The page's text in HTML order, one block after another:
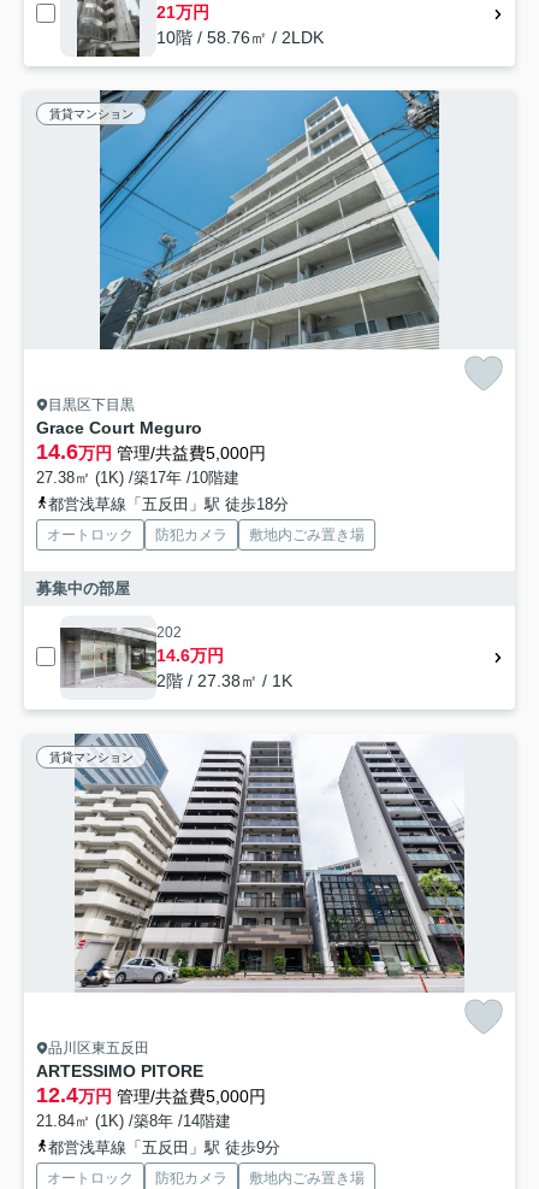
21万円
10階 / 58.76㎡ / 2LDK
賃貸マンション
目黒区下目黒
Grace Court Meguro
14.6万円 管理/共益費5,000円
27.38㎡ (1K) /築17年 /10階建
都営浅草線「五反田」駅 徒歩18分
オートロック 防犯カメラ 敷地内ごみ置き場
募集中の部屋
202
14.6万円
2階 / 27.38㎡ / 1K
賃貸マンション
品川区東五反田
ARTESSIMO PITORE
12.4万円 管理/共益費5,000円
21.84㎡ (1K) /築8年 /14階建
都営浅草線「五反田」駅 徒歩9分
オートロック 防犯カメラ 敷地内ごみ置き場